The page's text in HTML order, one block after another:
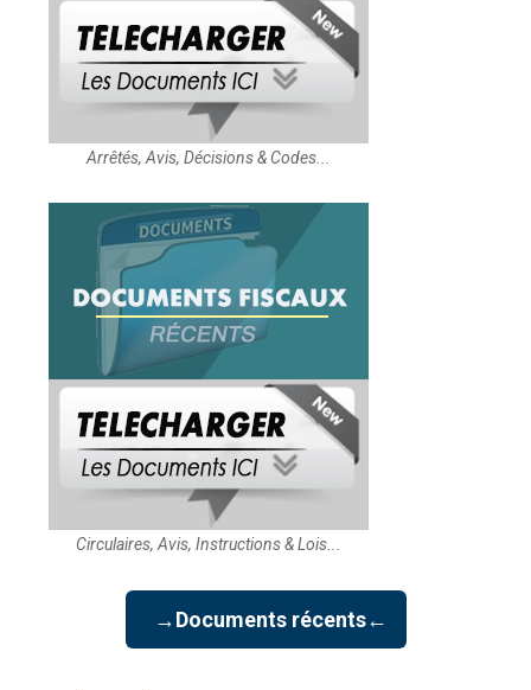
Arrêtés, Avis, Décisions & Codes...
Circulaires, Avis, Instructions & Lois...
→Documents récents←